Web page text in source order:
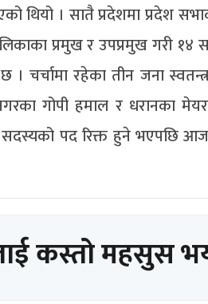
थियो । सातै प्रदेशमा प्रदेश
प्रमुख र उपप्रमुख गरी १४
चर्चामा रहेका तीन जना
गोपी हमाल र धरानका
पद रिक्त हुने भएपछि आज
कस्तो महसुस